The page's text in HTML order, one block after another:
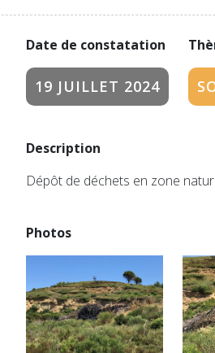
Date de constatation
19 JUILLET 2024
Description
Dépôt de déchets en zone
Photos